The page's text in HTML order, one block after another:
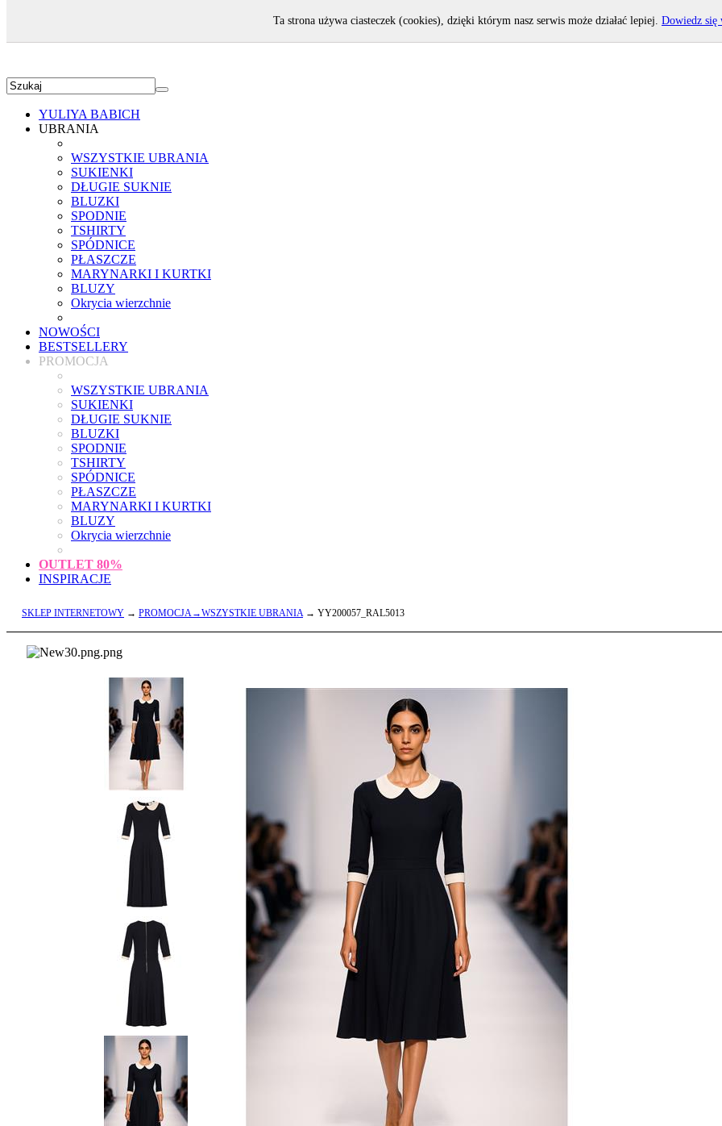
YULIYA BABICH
UBRANIA
WSZYSTKIE UBRANIA
SUKIENKI
DŁUGIE SUKNIE
BLUZKI
SPODNIE
TSHIRTY
SPÓDNICE
PŁASZCZE
MARYNARKI I KURTKI
BLUZY
Okrycia wierzchnie
NOWOŚCI
BESTSELLERY
PROMOCJA
WSZYSTKIE UBRANIA
SUKIENKI
DŁUGIE SUKNIE
BLUZKI
SPODNIE
TSHIRTY
SPÓDNICE
PŁASZCZE
MARYNARKI I KURTKI
BLUZY
Okrycia wierzchnie
OUTLET 80%
INSPIRACJE
SKLEP INTERNETOWY → PROMOCJA→WSZYSTKIE UBRANIA→ YY200057_RAL5013
Ta strona używa ciasteczek (cookies), dzięki którym nasz serwis może działać lepiej. Dowiedz się